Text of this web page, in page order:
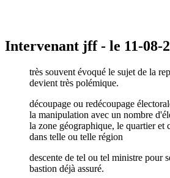
Intervenant jff - le 11-08-
très souvent évoqué le sujet de la
devient très polémique.
découpage ou redécoupage
la manipulation avec un nombre
la zone géographique, le quartier et
dans telle ou telle région
descente de tel ou tel ministre pour
bastion déjà assuré.